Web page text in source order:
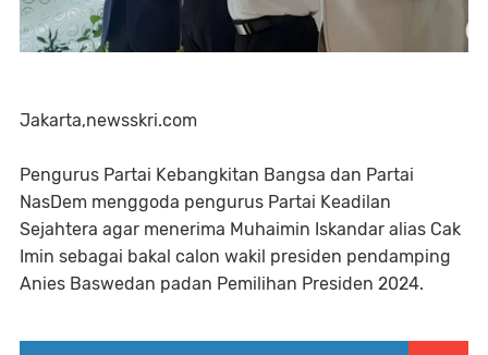
Jakarta,newsskri.com
Pengurus Partai Kebangkitan Bangsa dan Partai
NasDem menggoda pengurus Partai Keadilan
Sejahtera agar menerima Muhaimin Iskandar alias Cak
Imin sebagai bakal calon wakil presiden pendamping
Anies Baswedan padan Pemilihan Presiden 2024.